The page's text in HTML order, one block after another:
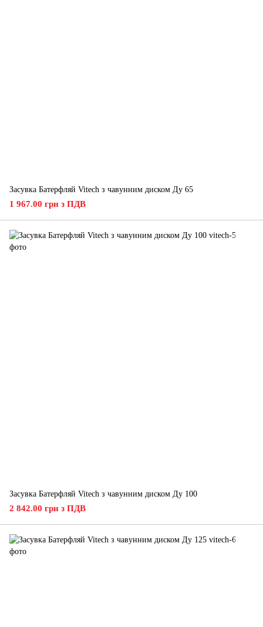
Засувка Батерфляй Vitech з чавунним диском Ду 65
1 967.00 грн з ПДВ
Засувка Батерфляй Vitech з чавунним диском Ду 100
2 842.00 грн з ПДВ